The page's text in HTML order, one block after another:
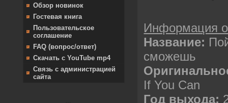
Обзор новинок
Гостевая книга
Пользовательское
соглашение
FAQ (вопрос/ответ)
Скачать с YouTube mp4
Связь с администрацией
сайта
Информация
Название:
сможешь
If You Can
Год выхода: